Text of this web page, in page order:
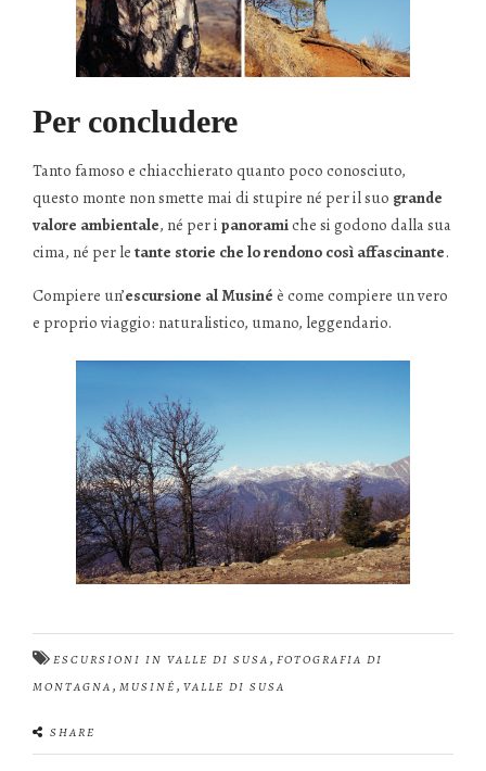
Per concludere
Tanto famoso e chiacchierato quanto poco conosciuto,
questo monte non smette mai di stupire né per il suo grande
valore ambientale, né per i panoramiche si godono dalla sua
cima, né per le tante storie che lo rendono così affascinante.
Compiere un’escursione al Musiné è come compiere un vero
e proprio viaggio: naturalistico, umano, leggendario.
ESCURSIONI IN VALLE DI SUSA , FOTOGRAFIA DI
MONTAGNA , MUSINÉ , VALLE DI SUSA
SHARE